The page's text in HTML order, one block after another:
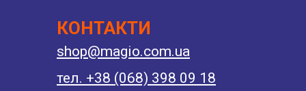
shop@magio.com.ua
КОНТАКТИ
тел. +38 (068) 398 09 18